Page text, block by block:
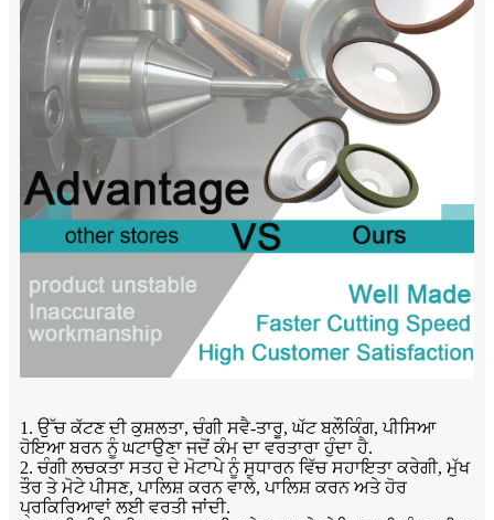
1. ਉੱਚ ਕੱਟਣ ਦੀ ਕੁਸ਼ਲਤਾ, ਚੰਗੀ ਸਵੈ-ਤਾਰੂ, ਘੱਟ ਬਲੌਕਿੰਗ, ਪੀਸਿਆ
ਹੋਇਆ ਬਰਨ ਨੂੰ ਘਟਾਉਣਾ ਜਦੋਂ ਕੰਮ ਦਾ ਵਰਤਾਰਾ ਹੁੰਦਾ ਹੈ.
2. ਚੰਗੀ ਲਚਕਤਾ ਸਤਹ ਦੇ ਮੋਟਾਪੇ ਨੂੰ ਸੁਧਾਰਨ ਵਿੱਚ ਸਹਾਇਤਾ ਕਰੇਗੀ, ਮੁੱਖ
ਤੌਰ ਤੇ ਮੋਟੇ ਪੀਸਣ, ਪਾਲਿਸ਼ ਕਰਨ ਵਾਲੇ, ਪਾਲਿਸ਼ ਕਰਨ ਅਤੇ ਹੋਰ
ਪ੍ਰਕਿਰਿਆਵਾਂ ਲਈ ਵਰਤੀ ਜਾਂਦੀ.